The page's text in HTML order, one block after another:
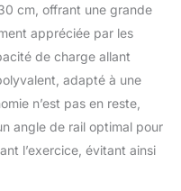
puissant et
vous permet de
à haute
contrôle
surmonte
des rameurs
et garantit
réaliste et
cm, offrant une grande
appréciée par les
de charge allant
adapté à une
n’est pas en reste,
angle de rail optimal pour
l’exercice, évitant ainsi